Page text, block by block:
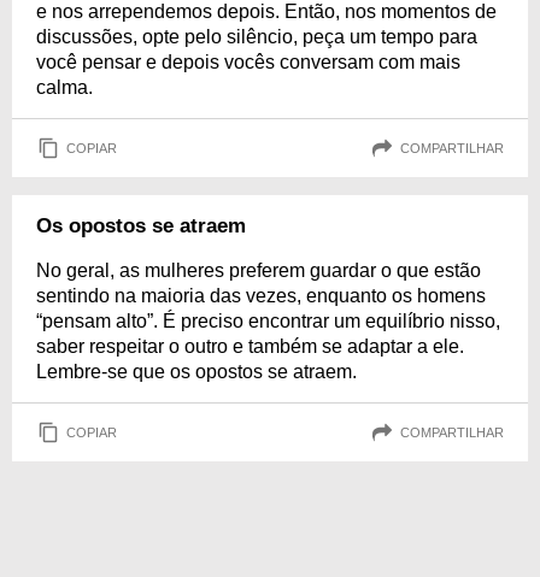
e nos arrependemos depois. Então, nos momentos de
discussões, opte pelo silêncio, peça um tempo para
você pensar e depois vocês conversam com mais
calma.
COPIAR COMPARTILHAR
Os opostos se atraem
No geral, as mulheres preferem guardar o que estão
sentindo na maioria das vezes, enquanto os homens
“pensam alto”. É preciso encontrar um equilíbrio nisso,
saber respeitar o outro e também se adaptar a ele.
Lembre-se que os opostos se atraem.
COPIAR COMPARTILHAR